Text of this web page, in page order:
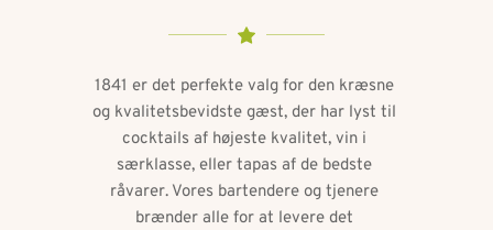
1841 er det perfekte valg for den kræsne
og kvalitetsbevidste gæst, der har lyst til
cocktails af højeste kvalitet, vin i
særklasse, eller tapas af de bedste
råvarer. Vores bartendere og tjenere
brænder alle for at levere det